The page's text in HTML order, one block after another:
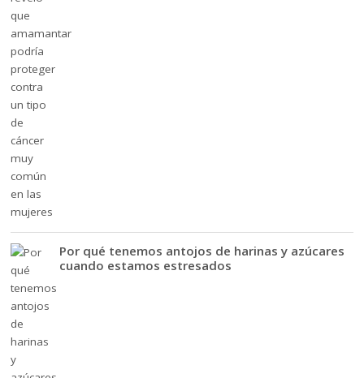
Por qué tenemos antojos de harinas y azúcares
cuando estamos estresados